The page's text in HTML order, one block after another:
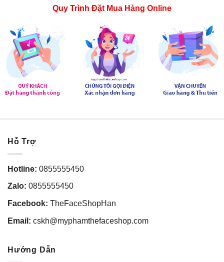
Quy Trình Đặt Mua Hàng Online
Hỗ Trợ
Hotline: 0855555450
Zalo: 0855555450
Facebook: TheFaceShopHan
Email: cskh@myphamthefaceshop.com
Hướng Dẫn